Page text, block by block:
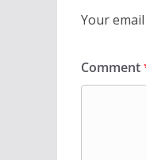
Your
Comment